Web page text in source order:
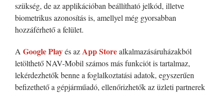
szükség, de az applikációban beállítható jelkód, illetve
biometrikus azonosítás is, amellyel még gyorsabban
hozzáférhető a felület.
A Google Playés azApp Storealkalmazásáruházakból
letölthető NAV-Mobil számos más funkciót is tartalmaz,
lekérdezhetők benne a foglalkoztatási adatok, egyszerűen
befizethető a gépjárműadó, ellenőrizhetők az üzleti partnerek